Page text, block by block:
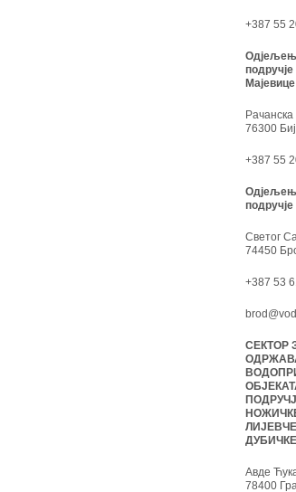
+387 55
Рачанска
76300
+387 55
Светог
74450
+387 53
СЕКТОР
Авде
78400